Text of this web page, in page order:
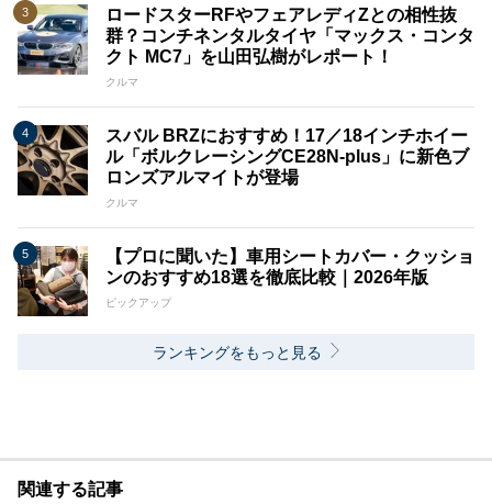
ロードスターRFやフェアレディZとの相性抜
群？コンチネンタルタイヤ「マックス・コンタ
クト MC7」を山田弘樹がレポート！
クルマ
スバル BRZにおすすめ！17／18インチホイー
ル「ボルクレーシングCE28N-plus」に新色ブ
ロンズアルマイトが登場
クルマ
【プロに聞いた】車用シートカバー・クッショ
ンのおすすめ18選を徹底比較｜2026年版
ピックアップ
ランキングをもっと見る
関連する記事